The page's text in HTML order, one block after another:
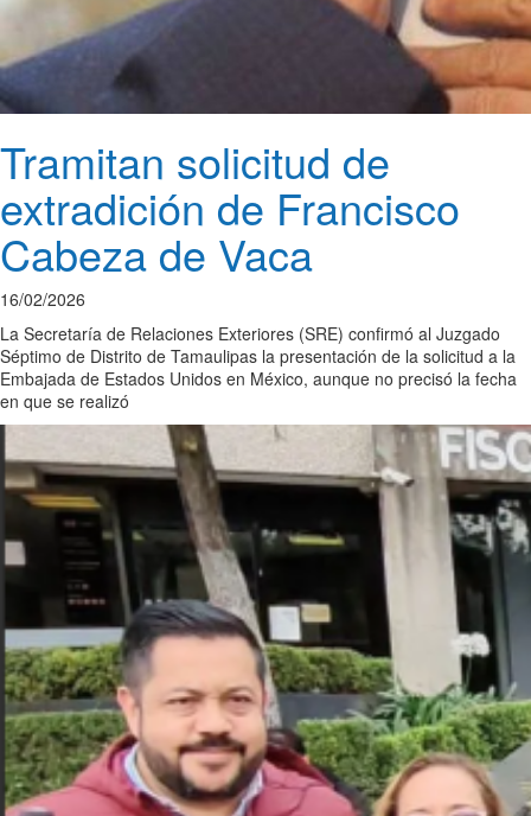
Tramitan solicitud de
extradición de Francisco
Cabeza de Vaca
16/02/2026
La Secretaría de Relaciones Exteriores (SRE) confirmó al Juzgado
Séptimo de Distrito de Tamaulipas la presentación de la solicitud a la
Embajada de Estados Unidos en México, aunque no precisó la fecha
en que se realizó